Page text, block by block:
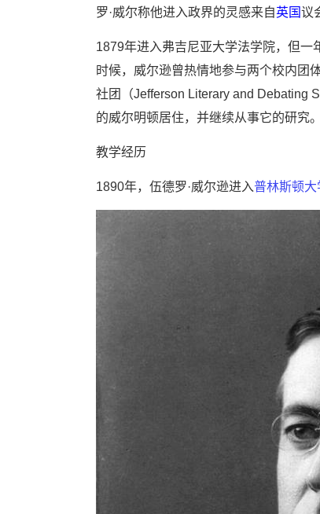
罗·威尔称他进入政界的灵感来自英国议
1879年进入弗吉尼亚大学法学院，但
时候，威尔逊曾热情地参与两个校内团
社团（Jefferson Literary and Debating
的威尔明顿居住，并继续从事它的研究。
教学经历
1890年，伍德罗·威尔逊进入普林斯顿大